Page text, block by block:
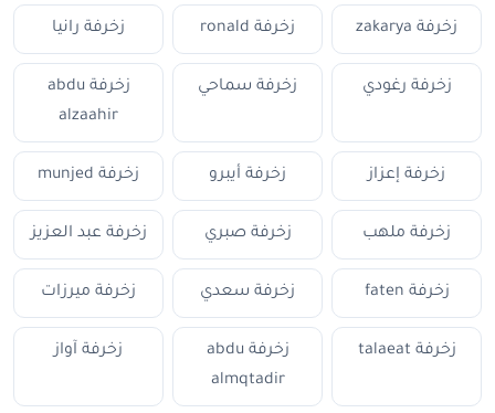
زخرفة zakarya زخرفة ronald زخرفة رانيا
زخرفة رغودي زخرفة سماحي
زخرفة abdu
alzaahir
زخرفة إعزاز زخرفة أيبرو زخرفة munjed
زخرفة ملهب زخرفة صبري زخرفة عبد العزيز
زخرفة faten زخرفة سعدي زخرفة ميرزات
زخرفة talaeat
زخرفة abdu
almqtadir
زخرفة آواز